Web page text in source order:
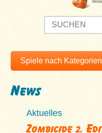
News
Aktuelles
Zombicide 2.